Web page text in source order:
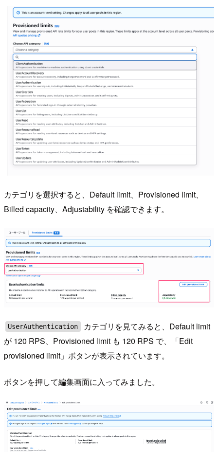
カテゴリを選択すると、Default limit、Provisioned limit、
Billed capacity、Adjustability を確認できます。
UserAuthentication
カテゴリを見てみると、Default limit
が 120 RPS、Provisioned limit も 120 RPS で、「Edit
provisioned limit」ボタンが表示されています。
ボタンを押して編集画面に入ってみました。